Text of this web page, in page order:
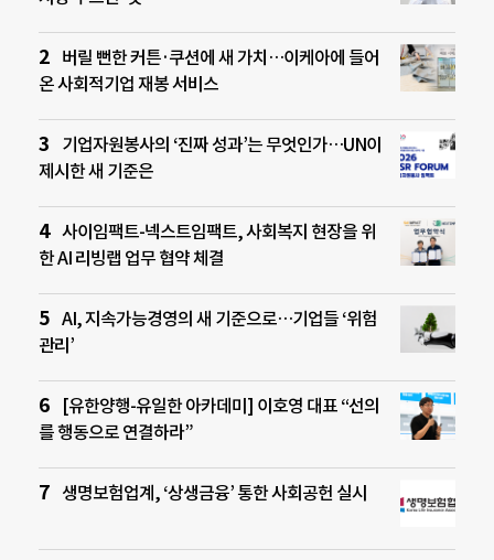
버릴 뻔한 커튼·쿠션에 새 가치…이케아에 들어
온 사회적기업 재봉 서비스
기업자원봉사의 ‘진짜 성과’는 무엇인가…UN이
제시한 새 기준은
사이임팩트-넥스트임팩트, 사회복지 현장을 위
한 AI 리빙랩 업무 협약 체결
AI, 지속가능경영의 새 기준으로…기업들 ‘위험
관리’
[유한양행-유일한 아카데미] 이호영 대표 “선의
를 행동으로 연결하라”
생명보험업계, ‘상생금융’ 통한 사회공헌 실시